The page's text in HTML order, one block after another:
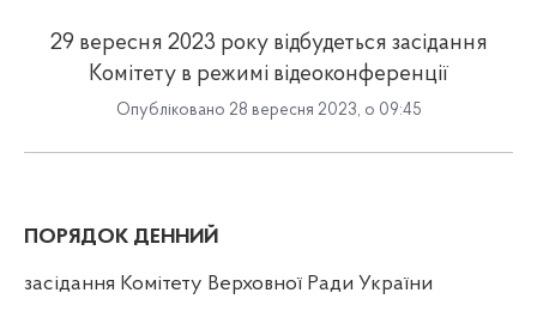
29 вересня 2023 року відбудеться засідання
Комітету в режимі відеоконференції
Опубліковано 28 вересня 2023, о 09:45
ПОРЯДОК ДЕННИЙ
засідання Комітету Верховної Ради України